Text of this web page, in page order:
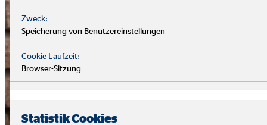
Zweck:
Speicherung von Benutzereinstellungen
Cookie Laufzeit:
Browser-Sitzung
Statistik Cookies